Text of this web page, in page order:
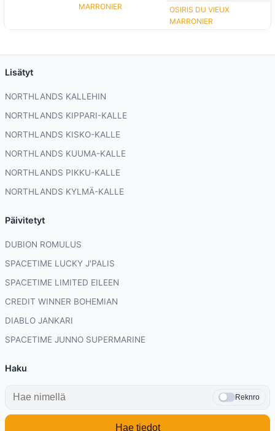
MARRONIER
OSIRIS DU VIEUX
MARRONIER
Lisätyt
NORTHLANDS KALLEHIN
NORTHLANDS KIPPARI-KALLE
NORTHLANDS KISKO-KALLE
NORTHLANDS KUUMA-KALLE
NORTHLANDS PIKKU-KALLE
NORTHLANDS KYLMÄ-KALLE
Päivitetyt
DUBION ROMULUS
SPACETIME LUCKY J'PALIS
SPACETIME LIMITED EILEEN
CREDIT WINNER BOHEMIAN
DIABLO JANKARI
SPACETIME JUNNO SUPERMARINE
Haku
Reknro
Hae tiedot